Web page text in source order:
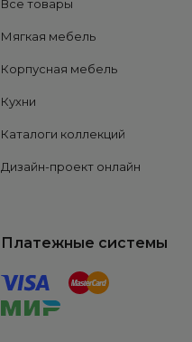
Все товары
Мягкая мебель
Корпусная мебель
Кухни
Каталоги коллекций
Дизайн-проект онлайн
Платежные системы